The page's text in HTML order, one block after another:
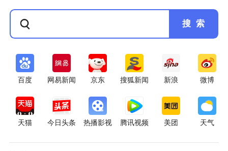
搜 索
百度 网易新闻 京东 搜狐新闻 新浪 微博
天猫 今日头条 热播影视 腾讯视频 美团 天气